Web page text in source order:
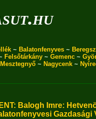
~ Balatonfenyves ~
Felsőtárkány ~ Gemenc ~
Mesztegnyő ~ Nagycenk ~
Balogh Imre:
Gazdasági